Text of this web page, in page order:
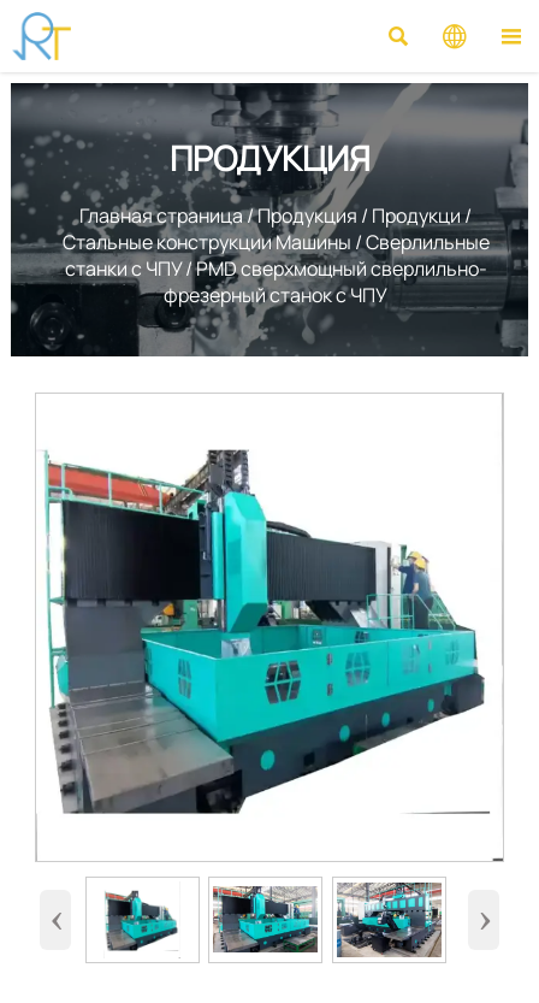
  
ПРОДУКЦИЯ
Главная страница/Продукция/ Продукци/
Стальные конструкции Машины /Сверлильные
станки с ЧПУ/PMD сверхмощный сверлильно-
фрезерный станок с ЧПУ
‹ ›